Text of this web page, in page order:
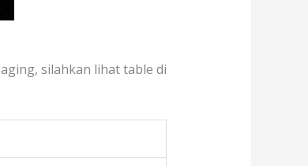
silahkan lihat table di